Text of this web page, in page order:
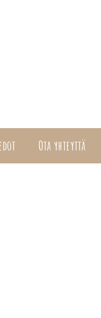
Ota yhteyttä